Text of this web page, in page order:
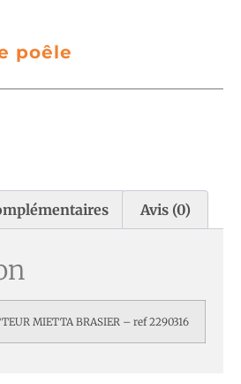
poêle
Avis (0)
MIETTA BRASIER – ref 2290316